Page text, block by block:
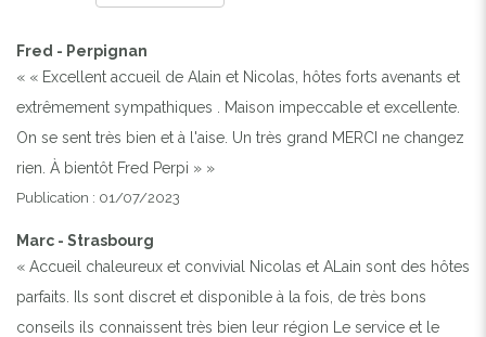
Fred - Perpignan
« « Excellent accueil de Alain et Nicolas, hôtes forts avenants et
extrêmement sympathiques . Maison impeccable et excellente.
On se sent très bien et à l'aise. Un très grand MERCI ne changez
rien. À bientôt Fred Perpi » »
Publication : 01/07/2023
Marc - Strasbourg
« Accueil chaleureux et convivial Nicolas et ALain sont des hôtes
parfaits. Ils sont discret et disponible à la fois, de très bons
conseils ils connaissent très bien leur région Le service et le